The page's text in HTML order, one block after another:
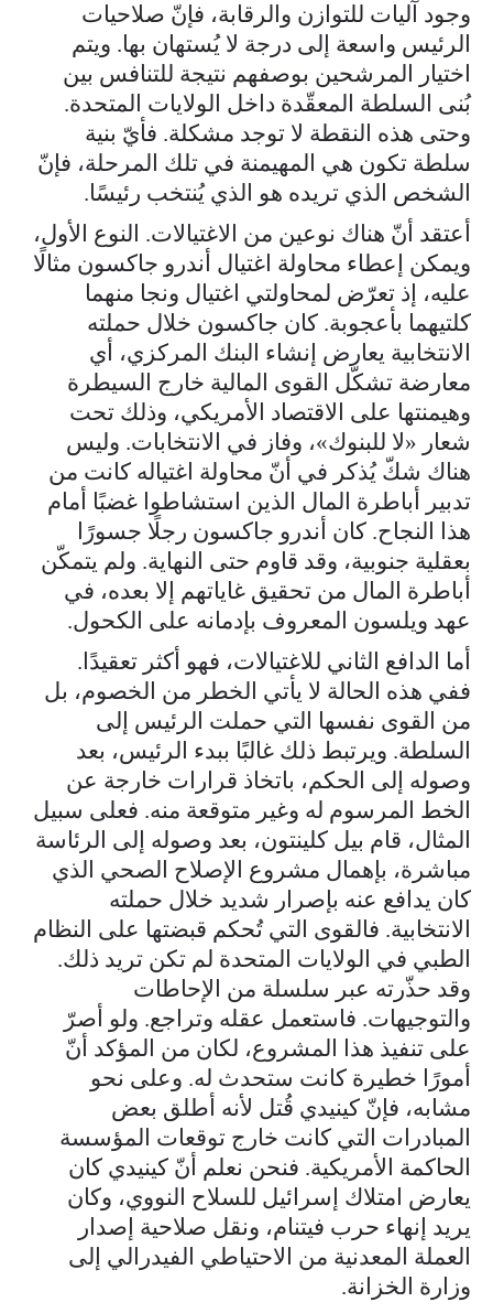
وجود آليات للتوازن والرقابة، فإنّ صلاحيات
الرئيس واسعة إلى درجة لا يُستهان بها. ويتم
اختيار المرشحين بوصفهم نتيجة للتنافس بين
بُنى السلطة المعقّدة داخل الولايات المتحدة.
وحتى هذه النقطة لا توجد مشكلة. فأيّ بنية
سلطة تكون هي المهيمنة في تلك المرحلة، فإنّ
الشخص الذي تريده هو الذي يُنتخب رئيسًا.
أعتقد أنّ هناك نوعين من الاغتيالات. النوع الأول،
ويمكن إعطاء محاولة اغتيال أندرو جاكسون مثالًا
عليه، إذ تعرّض لمحاولتي اغتيال ونجا منهما
كلتيهما بأعجوبة. كان جاكسون خلال حملته
الانتخابية يعارض إنشاء البنك المركزي، أي
معارضة تشكّل القوى المالية خارج السيطرة
وهيمنتها على الاقتصاد الأمريكي، وذلك تحت
شعار «لا للبنوك»، وفاز في الانتخابات. وليس
هناك شكّ يُذكر في أنّ محاولة اغتياله كانت من
تدبير أباطرة المال الذين استشاطوا غضبًا أمام
هذا النجاح. كان أندرو جاكسون رجلًا جسورًا
بعقلية جنوبية، وقد قاوم حتى النهاية. ولم يتمكّن
أباطرة المال من تحقيق غاياتهم إلا بعده، في
عهد ويلسون المعروف بإدمانه على الكحول.
أما الدافع الثاني للاغتيالات، فهو أكثر تعقيدًا.
ففي هذه الحالة لا يأتي الخطر من الخصوم، بل
من القوى نفسها التي حملت الرئيس إلى
السلطة. ويرتبط ذلك غالبًا ببدء الرئيس، بعد
وصوله إلى الحكم، باتخاذ قرارات خارجة عن
الخط المرسوم له وغير متوقعة منه. فعلى سبيل
المثال، قام بيل كلينتون، بعد وصوله إلى الرئاسة
مباشرة، بإهمال مشروع الإصلاح الصحي الذي
كان يدافع عنه بإصرار شديد خلال حملته
الانتخابية. فالقوى التي تُحكم قبضتها على النظام
الطبي في الولايات المتحدة لم تكن تريد ذلك.
وقد حذّرته عبر سلسلة من الإحاطات
والتوجيهات. فاستعمل عقله وتراجع. ولو أصرّ
على تنفيذ هذا المشروع، لكان من المؤكد أنّ
أمورًا خطيرة كانت ستحدث له. وعلى نحو
مشابه، فإنّ كينيدي قُتل لأنه أطلق بعض
المبادرات التي كانت خارج توقعات المؤسسة
الحاكمة الأمريكية. فنحن نعلم أنّ كينيدي كان
يعارض امتلاك إسرائيل للسلاح النووي، وكان
يريد إنهاء حرب فيتنام، ونقل صلاحية إصدار
العملة المعدنية من الاحتياطي الفيدرالي إلى
وزارة الخزانة.